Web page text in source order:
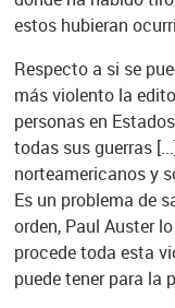
estos hubieran
Respecto a si se
más violento la
personas en
todas sus guerras
norteamericanos y
Es un problema de
orden, Paul Auster
procede toda esta
puede tener para la